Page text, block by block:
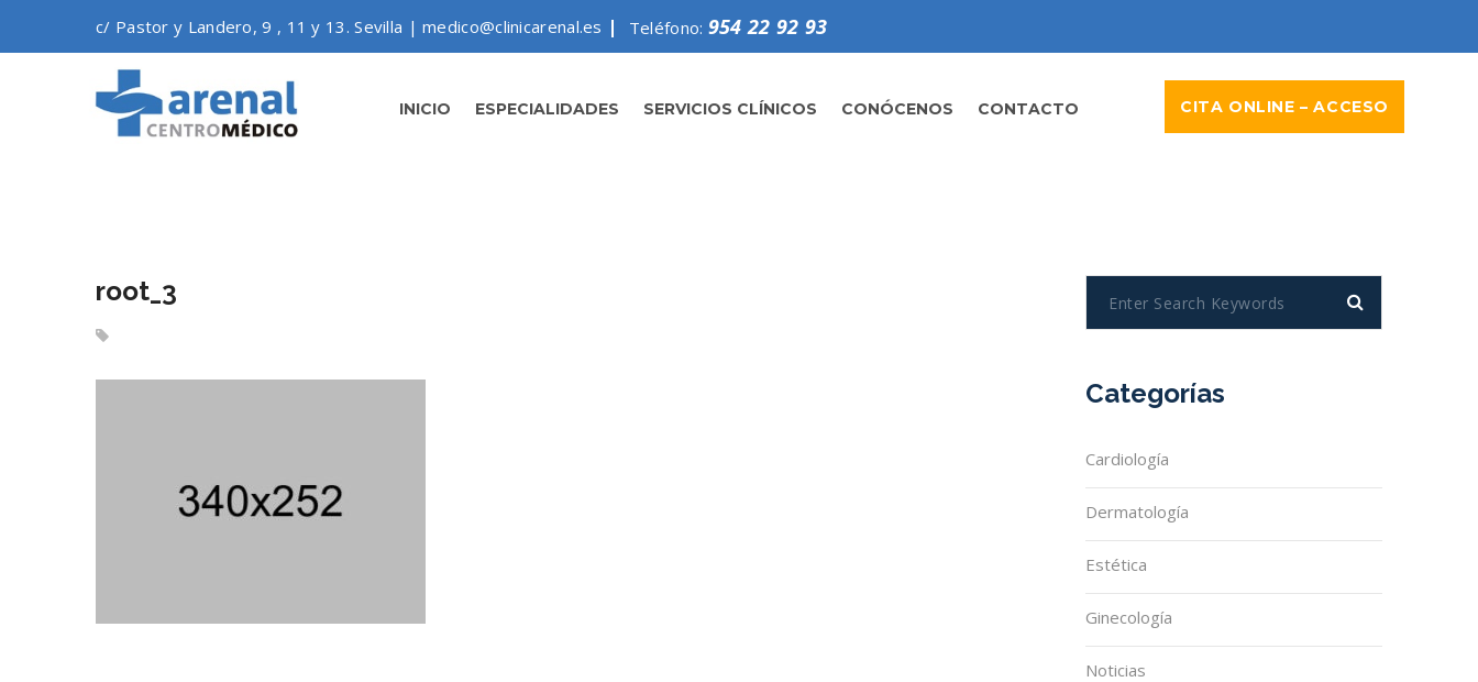
c/ Pastor y Landero, 9 , 11 y 13. Sevilla | medico@clinicarenal.es Teléfono: 954 22 92 93
INICIO ESPECIALIDADES SERVICIOS CLÍNICOS CONÓCENOS CONTACTO CITA ONLINE – ACCESO
root_3
Categorías
Cardiología
Dermatología
Estética
Ginecología
Noticias